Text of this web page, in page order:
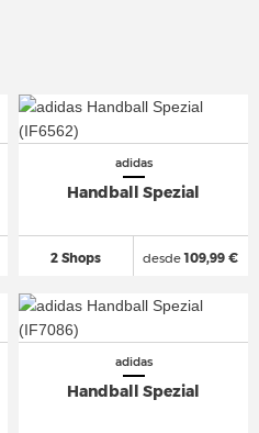
adidas
Handball Spezial
2 Shops desde109,99 €
adidas
Handball Spezial